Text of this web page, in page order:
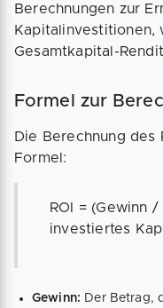
Berechnungen zur
Kapitalinvestitionen,
Gesamtkapital-
Formel zur
Die Berechnung des
Formel:
ROI = (Gewinn
investiertes
Gewinn: Der Betrag,